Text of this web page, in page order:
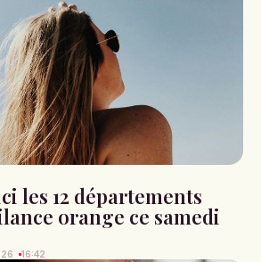
les 12 départements
orange ce samedi
16:42